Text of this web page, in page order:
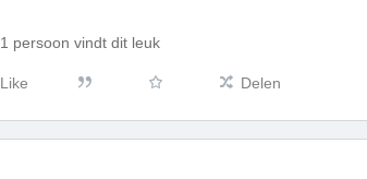
1 persoon vindt dit leuk
Like Delen